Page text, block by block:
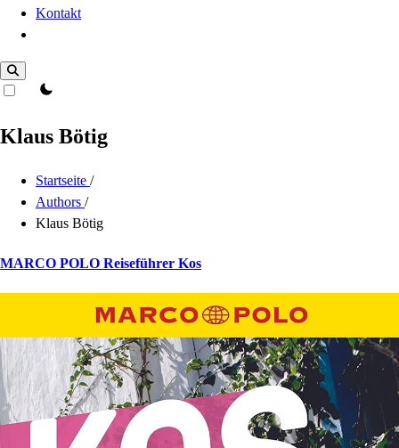
Kontakt
theme switcher
Klaus Bötig
Startseite /
Authors /
Klaus Bötig
MARCO POLO Reiseführer Kos